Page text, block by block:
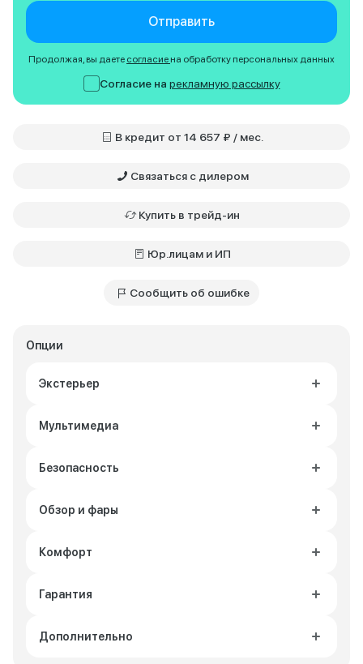
Опции
Экстерьер
Мультимедиа
Безопасность
Обзор и фары
Комфорт
Гарантия
Дополнительно
Отправить
Продолжая, вы даете согласие на обработку персональных данных
Согласие на рекламную рассылку
В кредит от 14 657 ₽ / мес.
Связаться с дилером
Купить в трейд-ин
Юр.лицам и ИП
Сообщить об ошибке